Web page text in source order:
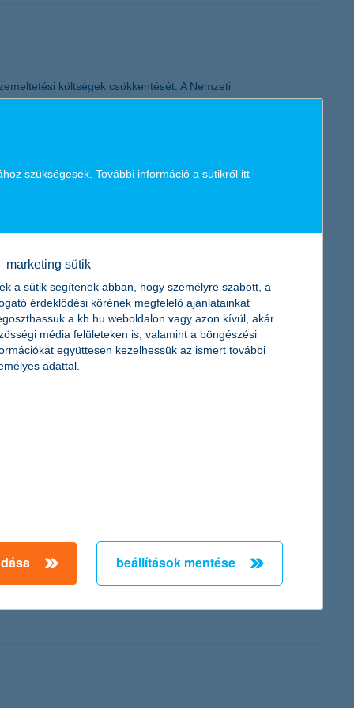
költségek csökkentését. A Nemzeti
számára elérhető egy kifejezetten ezt a célt szolgáló
miatt azonban egyre kevésbé tudnak támaszkodni a
váratlan viharok, árvizek és egyéb természeti katasztrófák.
A fiatal képzőművészek számára meghirdetett legújabb
darab műtárgyat is megvásárol az ösztöndíjra pályázó
szükségesek. További információ a sütikről itt
marketing sütik
a sütik segítenek abban, hogy személyre szabott, a
érdeklődési körének megfelelő ajánlatainkat
a kh.hu weboldalon vagy azon kívül, akár
média felületeken is, valamint a böngészési
együttesen kezelhessük az ismert további
adattal.
beállítások mentése